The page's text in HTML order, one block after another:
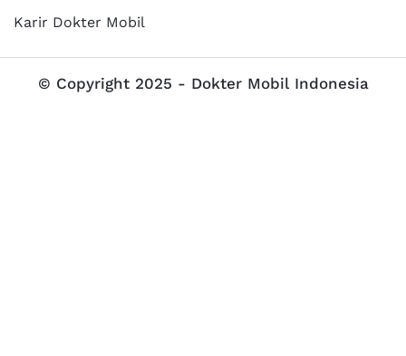
Karir Dokter Mobil
© Copyright 2025 - Dokter Mobil Indonesia